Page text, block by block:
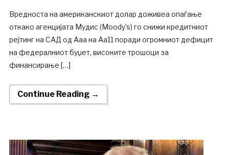
Вредноста на американскиот долар доживеа опаѓање
откако агенцијата Мудис (Moody’s) го снижи кредитниот
рејтинг на САД од Ааа на Аа11 поради огромниот дефицит
на федералниот буџет, високите трошоци за
финансирање […]
Continue Reading →